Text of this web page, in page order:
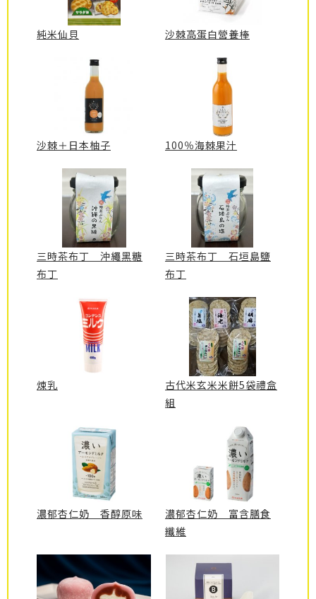
純米仙貝 沙棘高蛋白營養棒
沙棘＋日本柚子 100％海棘果汁
三時茶布丁 沖繩黑糖
布丁
三時茶布丁 石垣島鹽
布丁
煉乳
古代米玄米米餅5袋禮盒
組
濃郁杏仁奶 香醇原味
濃郁杏仁奶 富含膳食
纖維